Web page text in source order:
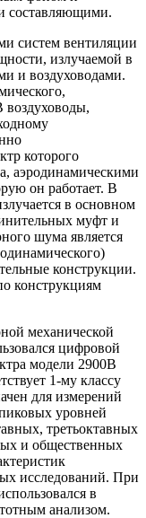
составляющими.
систем вентиляции
излучаемой в
и воздуховодами.
воздуховоды,
которого
аэродинамическими
он работает. В
в основном
муфт и
шума является
конструкции.
конструкциям
механической
цифровой
модели 2900В
1-му классу
для измерений
уровней
третьоктавных
и общественных
исследований. При
в
анализом.